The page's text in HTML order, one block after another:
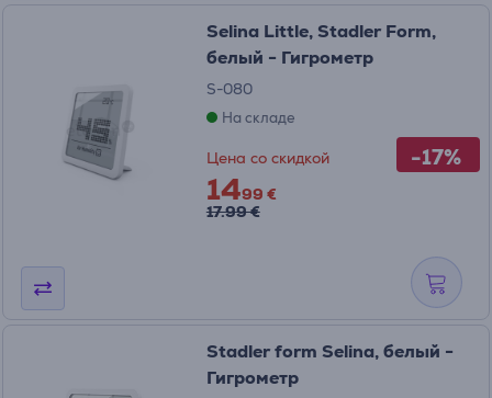
-17%
Selina Little, Stadler Form,
белый - Гигрометр
S-080
На складе
Цена со скидкой
1499 €
17.99 €
Stadler form Selina, белый -
Гигрометр